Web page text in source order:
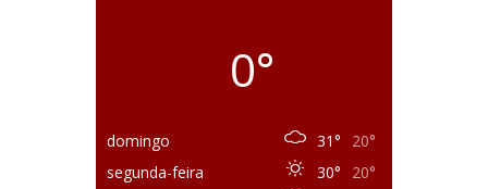
0°
domingo 31°
20°
segunda-feira
30°
20°